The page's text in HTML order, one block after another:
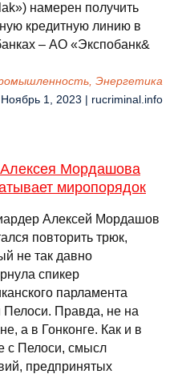
намерен получить
кредитную линию в
– АО «Экспобанк&
Энергетика
1, 2023 | rucriminal.info
Мордашова
миропорядок
Алексей Мордашов
повторить трюк,
не так давно
спикер
парламента
Пелоси. Правда, не на
а в Гонконге. Как и в
с Пелоси, смысл
предпринятых